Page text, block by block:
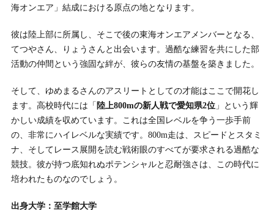
海オンエア」結成における原点の地となります。
彼は陸上部に所属し、そこで後の東海オンエアメンバーとなる、
てつやさん、りょうさんと出会います。過酷な練習を共にした部
活動の仲間という強固な絆が、彼らの友情の基盤を築きました。
そして、ゆめまるさんのアスリートとしての才能はここで開花し
ます。高校時代には「 陸上800mの新人戦で愛知県2位」という輝
かしい成績を収めています。これは全国レベルを争う一歩手前
の、非常にハイレベルな実績です。800m走は、スピードとスタミ
ナ、そしてレース展開を読む戦術眼のすべてが要求される過酷な
競技。彼が持つ底知れぬポテンシャルと忍耐強さは、この時代に
培われたものなのでしょう。
出身大学：至学館大学